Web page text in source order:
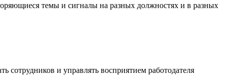
темы и сигналы на разных должностях и в разных
сотрудников и управлять восприятием работодателя